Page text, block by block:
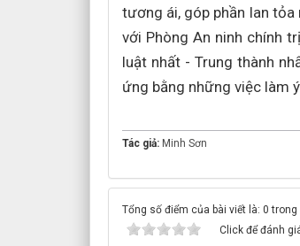
tương ái, góp phần lan
với Phòng An ninh chính
luật nhất - Trung thành
ứng bằng những việc làm
Tác giả: Minh Sơn
Tổng số điểm của bài viết là: 0 trong
Click để đánh